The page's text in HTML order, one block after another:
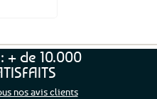
+ de 10.000
nos avis clients